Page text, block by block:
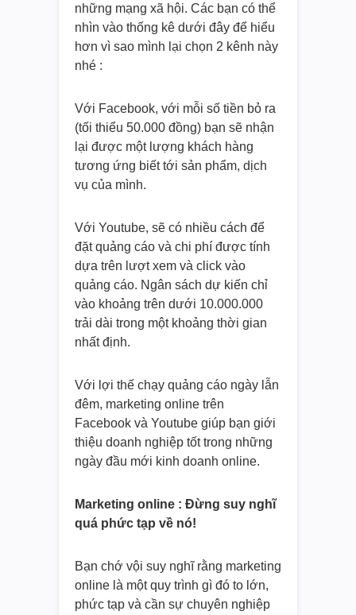
những mạng xã hội. Các bạn có thể
nhìn vào thống kê dưới đây để hiểu
hơn vì sao mình lại chọn 2 kênh này
nhé :
Với Facebook, với mỗi số tiền bỏ ra
(tối thiểu 50.000 đồng) bạn sẽ nhận
lại được một lượng khách hàng
tương ứng biết tới sản phẩm, dịch
vụ của mình.
Với Youtube, sẽ có nhiều cách để
đặt quảng cáo và chi phí được tính
dựa trên lượt xem và click vào
quảng cáo. Ngân sách dự kiến chỉ
vào khoảng trên dưới 10.000.000
trải dài trong một khoảng thời gian
nhất định.
Với lợi thế chạy quảng cáo ngày lẫn
đêm, marketing online trên
Facebook và Youtube giúp bạn giới
thiệu doanh nghiệp tốt trong những
ngày đầu mới kinh doanh online.
Marketing online : Đừng suy nghĩ
quá phức tạp về nó!
Bạn chớ vội suy nghĩ rằng marketing
online là một quy trình gì đó to lớn,
phức tạp và cần sự chuyên nghiệp